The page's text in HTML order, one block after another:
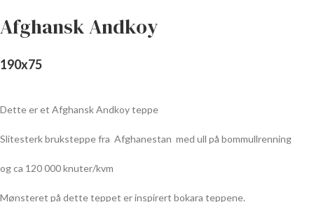
Afghansk Andkoy
190x75
Dette er et Afghansk Andkoy teppe
Slitesterk bruksteppe fra Afghanestan med ull på bommullrenning
og ca 120 000 knuter/kvm
Mønsteret på dette teppet er inspirert bokara teppene.